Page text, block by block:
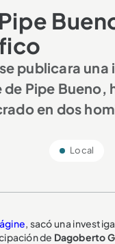
publicara
Pipe Bueno,
en dos
Local
, sacó una
de Dagoberto